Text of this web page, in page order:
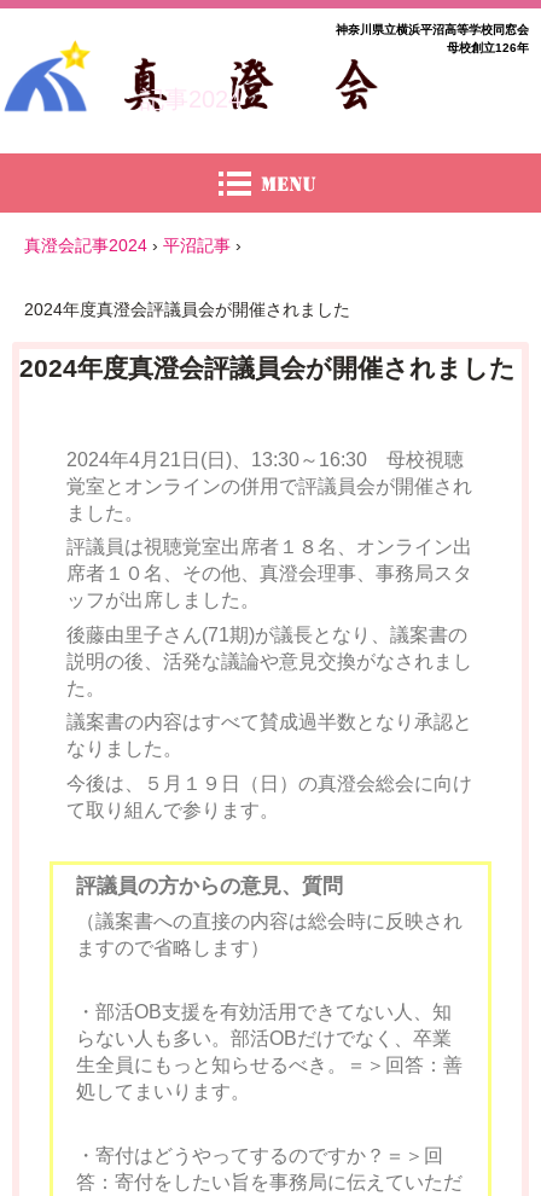
記事2024
神奈川県立横浜平沼高等学校同窓会
母校創立126年
真澄会記事2024 › 平沼記事 ›
2024年度真澄会評議員会が開催されました
2024年度真澄会評議員会が開催されました
2024年4月21日(日)、13:30～16:30 母校視聴
覚室とオンラインの併用で評議員会が開催され
ました。
評議員は視聴覚室出席者１８名、オンライン出
席者１０名、その他、真澄会理事、事務局スタ
ッフが出席しました。
後藤由里子さん(71期)が議長となり、議案書の
説明の後、活発な議論や意見交換がなされまし
た。
議案書の内容はすべて賛成過半数となり承認と
なりました。
今後は、５月１９日（日）の真澄会総会に向け
て取り組んで参ります。
評議員の方からの意見、質問
（議案書への直接の内容は総会時に反映され
ますので省略します）
・部活OB支援を有効活用できてない人、知
らない人も多い。部活OBだけでなく、卒業
生全員にもっと知らせるべき。＝＞回答：善
処してまいります。
・寄付はどうやってするのですか？＝＞回
答：寄付をしたい旨を事務局に伝えていただ